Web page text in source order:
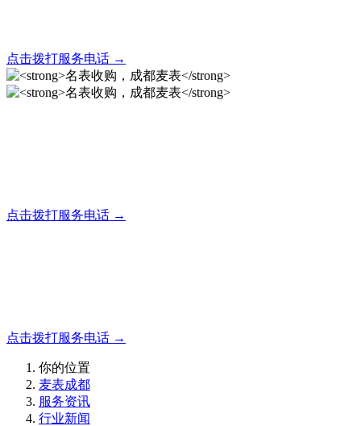
点击拨打服务电话 →
点击拨打服务电话 →
点击拨打服务电话 →
你的位置
麦表成都
服务资讯
行业新闻